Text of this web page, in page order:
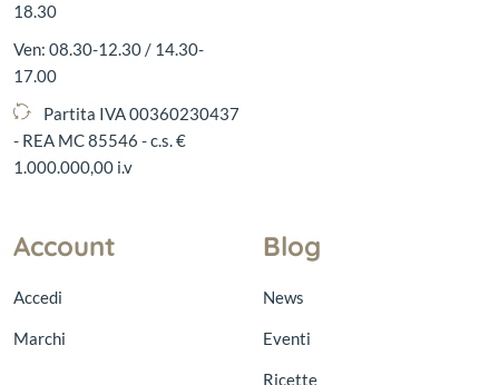
18.30
Ven: 08.30-12.30 / 14.30-
17.00
Partita IVA 00360230437
- REA MC 85546 - c.s. €
1.000.000,00 i.v
Account
Accedi
Marchi
Blog
News
Eventi
Ricette